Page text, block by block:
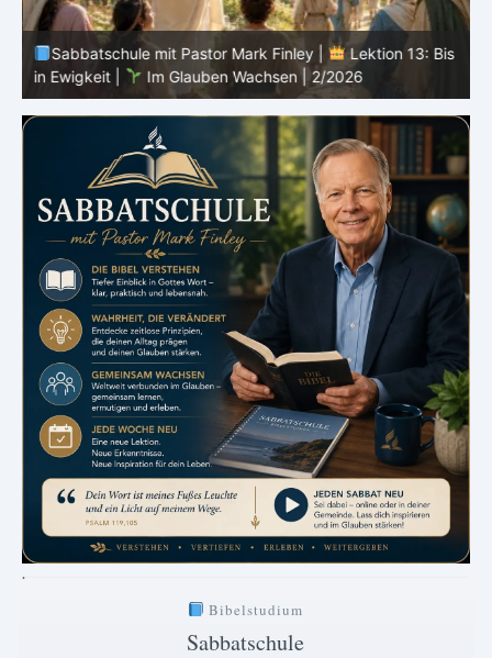
Sabbatschule mit Pastor Mark Finley |
Lektion 13: Bis
in Ewigkeit |
Im Glauben Wachsen | 2/2026
.
Bibelstudium
Sabbatschule